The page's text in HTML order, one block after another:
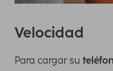
Velocidad
Para cargar su